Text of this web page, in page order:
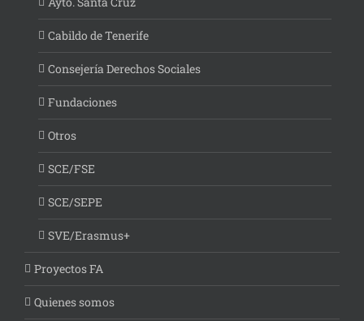
Cabildo de Tenerife
Consejería Derechos Sociales
Fundaciones
Otros
SCE/FSE
SCE/SEPE
SVE/Erasmus+
Proyectos FA
Quienes somos